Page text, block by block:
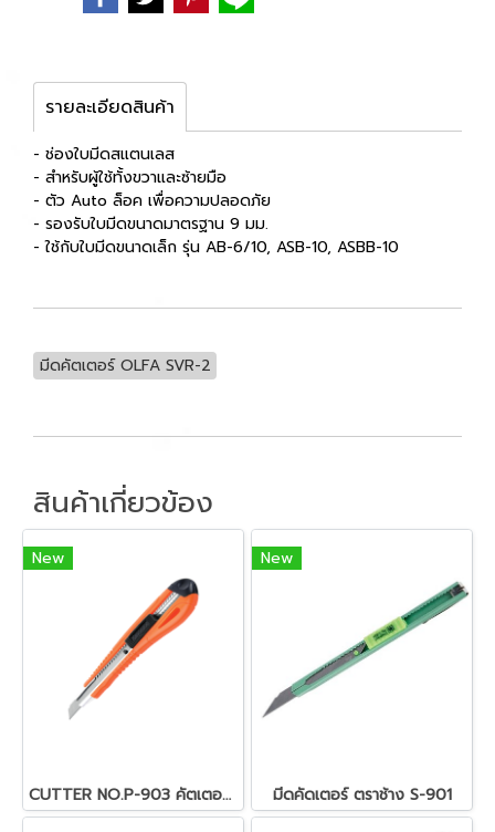
รายละเอียดสินค้า
- ช่องใบมีดสแตนเลส
- สำหรับผู้ใช้ทั้งขวาและซ้ายมือ
- ตัว Auto ล็อค เพื่อความปลอดภัย
- รองรับใบมีดขนาดมาตรฐาน 9 มม.
- ใช้กับใบมีดขนาดเล็ก รุ่น AB-6/10, ASB-10, ASBB-10
มีดคัตเตอร์ OLFA SVR-2
สินค้าเกี่ยวข้อง
New
CUTTER NO.P-903 คัตเตอร์รุ่น P-903
New
มีดคัดเตอร์ ตราช้าง S-901